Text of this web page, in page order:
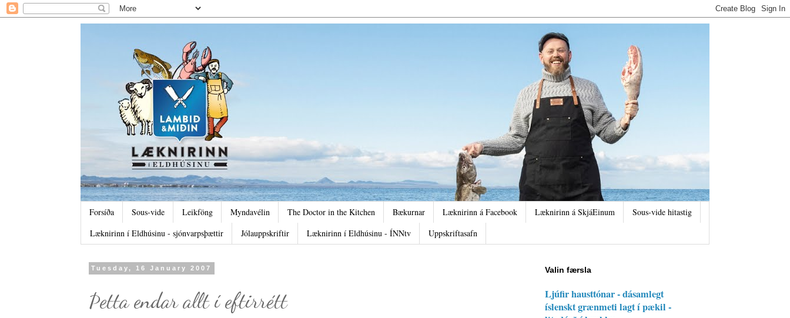
Forsíða Sous-vide Leikföng Myndavélin The Doctor in the Kitchen Bækurnar Læknirinn á Facebook Læknirinn á SkjáEinum
Sous-vide hitastig
Læknirinn í Eldhúsinu - sjónvarpsþættir
Jólauppskriftir Læknirinn í Eldhúsinu - ÍNNtv Uppskriftasafn
Tuesday, 16 January 2007
Þetta endar allt í eftirrétt
Valin færsla
Ljúfir hausttónar - dásamlegt
íslenskt grænmeti lagt í pækil -